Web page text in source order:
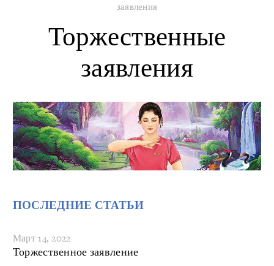
заявления
Торжественные
заявления
ПОСЛЕДНИЕ СТАТЬИ
Март 14, 2022
Торжественное заявление